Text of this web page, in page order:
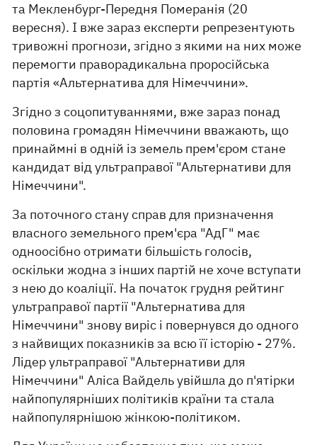
та Мекленбург-Передня Померанія (20
вересня). І вже зараз експерти репрезентують
тривожні прогнози, згідно з якими на них може
перемогти праворадикальна проросійська
партія «Альтернатива для Німеччини».
Згідно з соцопитуваннями, вже зараз понад
половина громадян Німеччини вважають, що
принаймні в одній із земель прем'єром стане
кандидат від ультраправої "Альтернативи для
Німеччини".
За поточного стану справ для призначення
власного земельного прем'єра "АдГ" має
одноосібно отримати більшість голосів,
оскільки жодна з інших партій не хоче вступати
з нею до коаліції. На початок грудня рейтинг
ультраправої партії "Альтернатива для
Німеччини" знову виріс і повернувся до одного
з найвищих показників за всю її історію - 27%.
Лідер ультраправої "Альтернативи для
Німеччини" Аліса Вайдель увійшла до п'ятірки
найпопулярніших політиків країни та стала
найпопулярнішою жінкою-політиком.